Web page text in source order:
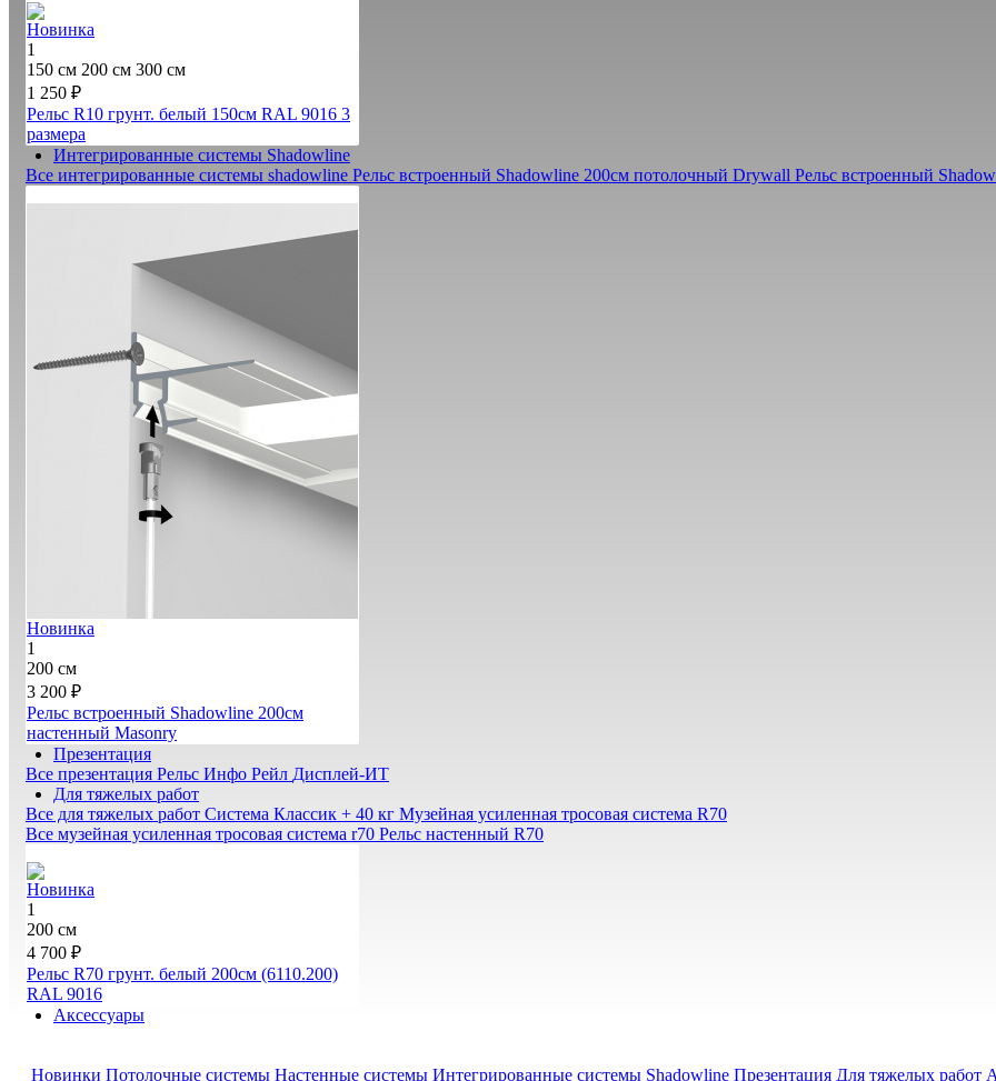
Новинка
1
150 см 200 см 300 см
1 250 ₽
Рельс R10 грунт. белый 150см RAL 9016 3
размера
Интегрированные системы Shadowline
Все интегрированные системы shadowline Рельс встроенный Shadowline 200см потолочный Drywall Рельс встроенный
Новинка
1
200 см
3 200 ₽
Рельс встроенный Shadowline 200см
настенный Masonry
Презентация
Все презентация Рельс Инфо Рейл Дисплей-ИТ
Для тяжелых работ
Все для тяжелых работ Система Классик + 40 кг Музейная усиленная тросовая система R70
Все музейная усиленная тросовая система r70 Рельс настенный R70
Новинка
1
200 см
4 700 ₽
Рельс R70 грунт. белый 200см (6110.200)
RAL 9016
Аксессуары
Новинки Потолочные системы Настенные системы Интегрированные системы Shadowline Презентация Для тяжелых работ